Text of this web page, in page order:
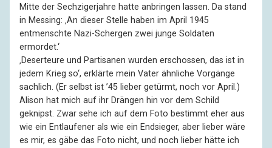
Mitte der Sechzigerjahre hatte anbringen lassen. Da stand
in Messing: ‚An dieser Stelle haben im April 1945
entmenschte Nazi-Schergen zwei junge Soldaten
ermordet.‘
‚Deserteure und Partisanen wurden erschossen, das ist in
jedem Krieg so‘, erklärte mein Vater ähnliche Vorgänge
sachlich. (Er selbst ist ’45 lieber getürmt, noch vor April.)
Alison hat mich auf ihr Drängen hin vor dem Schild
geknipst. Zwar sehe ich auf dem Foto bestimmt eher aus
wie ein Entlaufener als wie ein Endsieger, aber lieber wäre
es mir, es gäbe das Foto nicht, und noch lieber hätte ich